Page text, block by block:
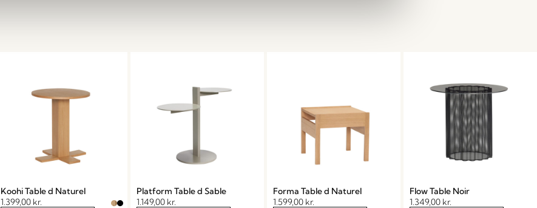
Koohi Table d Naturel
1.399,00 kr.
Platform Table d Sable
1.149,00 kr.
Forma Table d Naturel
1.599,00 kr.
Flow Table Noir
1.349,00 kr.